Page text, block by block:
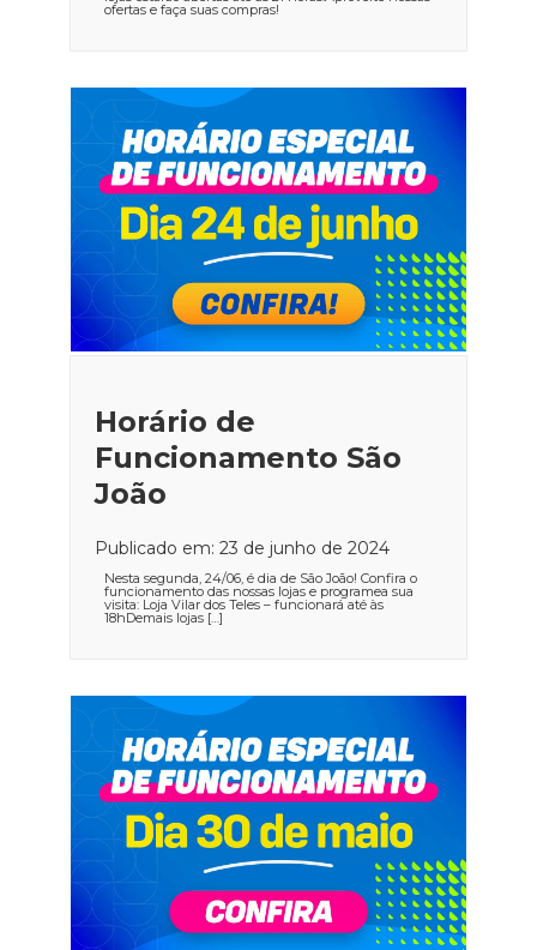
ofertas e faça suas compras!
Horário de
Funcionamento São
João
Publicado em: 23 de junho de 2024
Nesta segunda, 24/06, é dia de São João! Confira o
funcionamento das nossas lojas e programea sua
visita: Loja Vilar dos Teles – funcionará até às
18hDemais lojas […]